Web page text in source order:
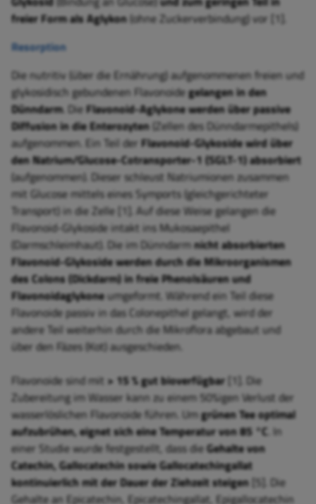
freier Form als Aglykon(ohne Zuckerverbindung) vor [1].
Resorption
Die nutritiv (über die Ernährung) aufgenommenen freien und
glykosidisch gebundenen Flavonoidegelangen in den
Dünndarm. DieFlavonoid-Aglykone werden über passive
Diffusion in die Enterozyten(Zellen des Dünndarmepithels)
aufgenommen. Ein Teil derFlavonoid-Glykoside wird über
den Natrium/Glucose-Cotransporter-1 (SGLT-1) absorbiert
(aufgenommen). Dieser schleust Natriumionen zusammen
mit Glucose mittels eines Symports (gleichgerichteter
Transport) in die Zelle [1]. Auf diese Weise gelangen die
Flavonoid-Glykoside intakt ins Mukosaepithel
(Darmschleimhaut). Die im Dünndarmnicht absorbierten
Flavonoid-Glykoside werden durch die Mikroorganismen
des Colons (Dickdarm) in freie Phenolsäuren und
Flavonoidaglykoneumgeformt. Während ein Teil diese
Flavonoide passiv in das Colonepithel gelangt, wird der
andere Teil weiterhin durch die Mikroflora abgebaut und
über den Fäzes (Kot) ausgeschieden.
Flavonoide sind mit > 15 % gut bioverfügbar [1]. Die
Zubereitung im Wasser kann zu einem 50%igen Verlust der
wasserlöslichen Flavonoide führen. Umgrünen Tee optimal
aufzubrühen, eignet sich eine Temperatur von 85 °C . In
einer Studie wurde festgestellt, dass dieGehalte von
Catechin, Gallocatechin sowie Gallocatechingallat
kontinuierlich mit der Dauer der Ziehzeit steigen[5]. Die
Gehalte an Epicatechin, Epicatechingallat, Epigallocatechin